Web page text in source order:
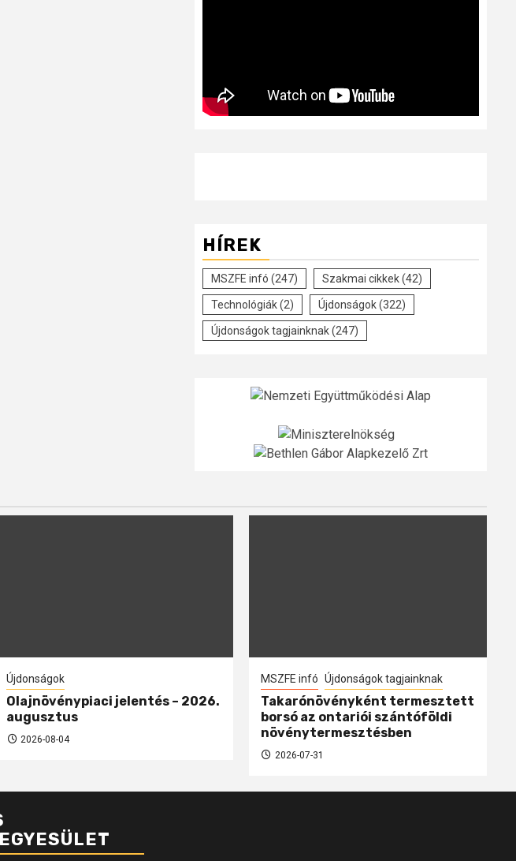
HÍREK
MSZFE infó (247) Szakmai cikkek(42)
Technológiák(2) Újdonságok(322)
Újdonságok tagjainknak(247)
Újdonságok
Olajnövénypiaci jelentés – 2026.
augusztus
2026-08-04
MSZFE infó Újdonságok tagjainknak
Takarónövényként termesztett
borsó az ontariói szántóföldi
növénytermesztésben
2026-07-31